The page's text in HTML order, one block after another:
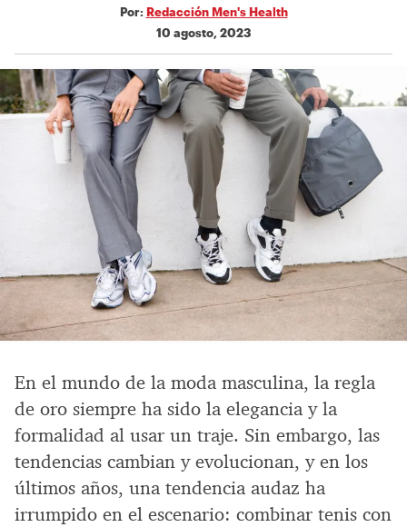
Por: Redacción Men's Health
10 agosto, 2023
En el mundo de la moda masculina, la regla
de oro siempre ha sido la elegancia y la
formalidad al usar un traje. Sin embargo, las
tendencias cambian y evolucionan, y en los
últimos años, una tendencia audaz ha
irrumpido en el escenario: combinar tenis con